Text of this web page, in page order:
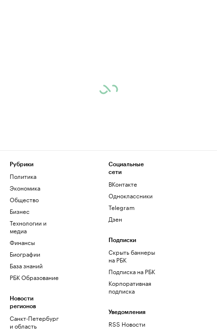
Рубрики
Политика
Экономика
Общество
Бизнес
Технологии и
медиа
Финансы
Биографии
База знаний
РБК Образование
Новости
регионов
Санкт-Петербург
и область
Социальные
сети
ВКонтакте
Одноклассники
Telegram
Дзен
Подписки
Скрыть баннеры
на РБК
Подписка на РБК
Корпоративная
подписка
Уведомления
RSS Новости